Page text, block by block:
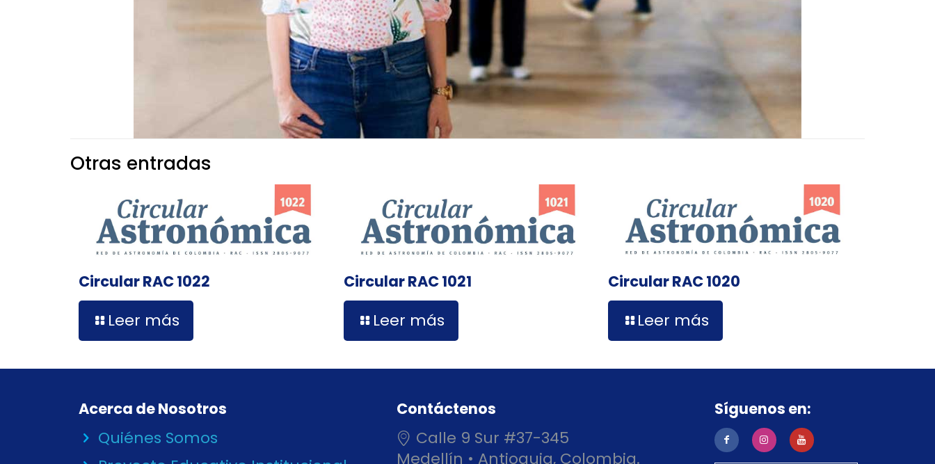
Otras entradas
Circular RAC 1022
Leer más
Circular RAC 1021
Leer más
Circular RAC 1020
Leer más
Acerca de Nosotros
Quiénes Somos
Contáctenos
Calle 9 Sur #37-345
Medellín • Antioquia, Colombia.
Síguenos en: